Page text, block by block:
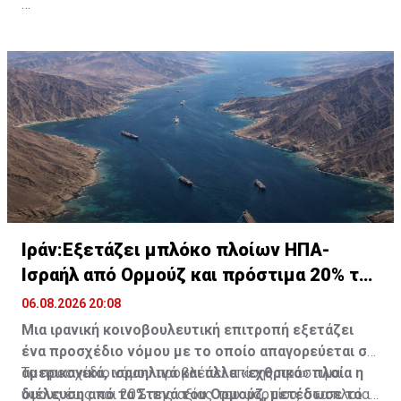
Ιράν:Εξετάζει μπλόκο πλοίων ΗΠΑ-
Ισραήλ από Ορμούζ και πρόστιμα 20% του
φορτίου
06.08.2026 20:08
Μια ιρανική κοινοβουλευτική επιτροπή εξετάζει
ένα προσχέδιο νόμου με το οποίο απαγορεύεται σε
αμερικανικά, ισραηλινά και άλλα «εχθρικά» πλοία η
διέλευση από τα Στενά του Ορμούζ, μετέδωσε το
Το προσχέδιο νόμου προβλέπει επίσης πρόστιμα
ύψους έως και 20% της αξίας του φορτίου, στα πλοία